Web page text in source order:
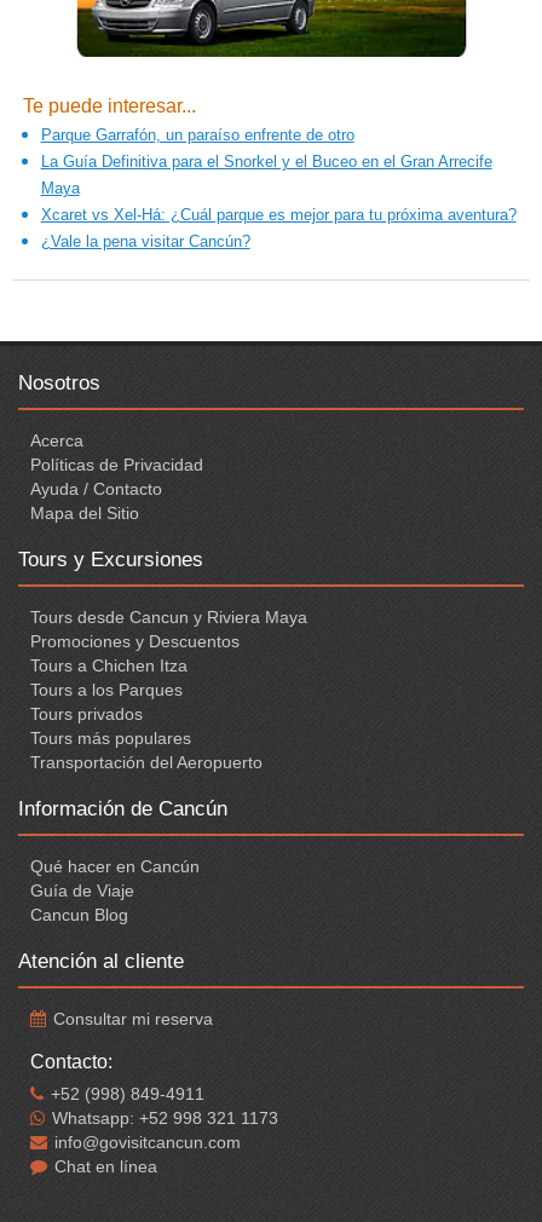
Te puede interesar...
Parque Garrafón, un paraíso enfrente de otro
La Guía Definitiva para el Snorkel y el Buceo en el Gran Arrecife
Maya
Xcaret vs Xel-Há: ¿Cuál parque es mejor para tu próxima aventura?
¿Vale la pena visitar Cancún?
Nosotros
Acerca
Políticas de Privacidad
Ayuda / Contacto
Mapa del Sitio
Tours y Excursiones
Tours desde Cancun y Riviera Maya
Promociones y Descuentos
Tours a Chichen Itza
Tours a los Parques
Tours privados
Tours más populares
Transportación del Aeropuerto
Información de Cancún
Qué hacer en Cancún
Guía de Viaje
Cancun Blog
Atención al cliente
Consultar mi reserva
Contacto:
+52 (998) 849-4911
Whatsapp: +52 998 321 1173
info@govisitcancun.com
Chat en línea